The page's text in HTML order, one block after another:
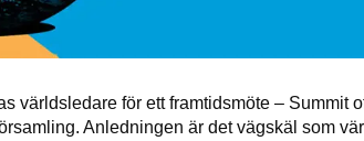
världsledare för ett framtidsmöte – Summit
Anledningen är det vägskäl som